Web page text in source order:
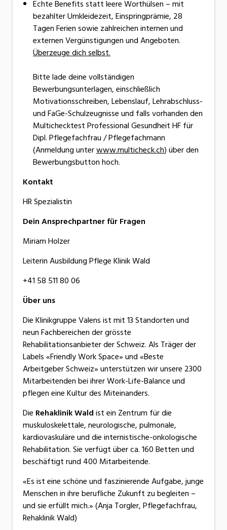
Echte Benefits statt leere Worthülsen – mit
bezahlter Umkleidezeit, Einspringprämie, 28
Tagen Ferien sowie zahlreichen internen und
externen Vergünstigungen und Angeboten.
Überzeuge dich selbst.
Bitte lade deine vollständigen
Bewerbungsunterlagen, einschließlich
Motivationsschreiben, Lebenslauf, Lehrabschluss-
und FaGe-Schulzeugnisse und falls vorhanden den
Multichecktest Professional Gesundheit HF für
Dipl. Pflegefachfrau / Pflegefachmann
(Anmeldung unterwww.multicheck.ch) über den
Bewerbungsbutton hoch.
Kontakt
HR Spezialistin
Dein Ansprechpartner für Fragen
Miriam Holzer
Leiterin Ausbildung Pflege Klinik Wald
+41 58 511 80 06
Über uns
Die Klinikgruppe Valens ist mit 13 Standorten und
neun Fachbereichen der grösste
Rehabilitationsanbieter der Schweiz. Als Träger der
Labels «Friendly Work Space» und «Beste
Arbeitgeber Schweiz» unterstützen wir unsere 2300
Mitarbeitenden bei ihrer Work-Life-Balance und
pflegen eine Kultur des Miteinanders.
Die Rehaklinik Waldist ein Zentrum für die
muskuloskelettale, neurologische, pulmonale,
kardiovaskuläre und die internistische-onkologische
Rehabilitation. Sie verfügt über ca. 160 Betten und
beschäftigt rund 400 Mitarbeitende.
«Es ist eine schöne und faszinierende Aufgabe, junge
Menschen in ihre berufliche Zukunft zu begleiten –
und sie erfüllt mich.» (Anja Torgler, Pflegefachfrau,
Rehaklinik Wald)